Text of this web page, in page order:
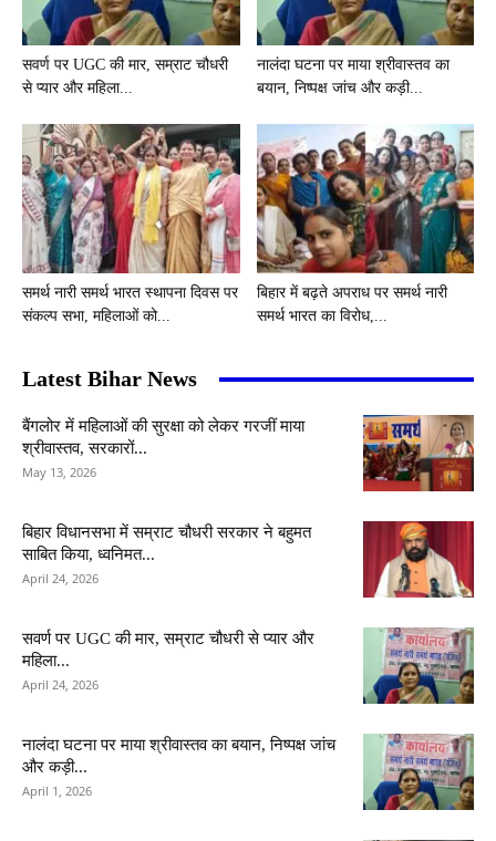
सवर्ण पर UGC की मार, सम्राट चौधरी
से प्यार और महिला...
नालंदा घटना पर माया श्रीवास्तव का
बयान, निष्पक्ष जांच और कड़ी...
समर्थ नारी समर्थ भारत स्थापना दिवस पर
संकल्प सभा, महिलाओं को...
बिहार में बढ़ते अपराध पर समर्थ नारी
समर्थ भारत का विरोध,...
Latest Bihar News
बैंगलोर में महिलाओं की सुरक्षा को लेकर गरजीं माया
श्रीवास्तव, सरकारों...
May 13, 2026
बिहार विधानसभा में सम्राट चौधरी सरकार ने बहुमत
साबित किया, ध्वनिमत...
April 24, 2026
सवर्ण पर UGC की मार, सम्राट चौधरी से प्यार और
महिला...
April 24, 2026
नालंदा घटना पर माया श्रीवास्तव का बयान, निष्पक्ष जांच
और कड़ी...
April 1, 2026